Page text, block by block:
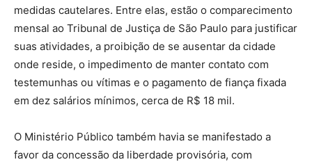
medidas cautelares. Entre elas, estão o comparecimento
mensal ao Tribunal de Justiça de São Paulo para justificar
suas atividades, a proibição de se ausentar da cidade
onde reside, o impedimento de manter contato com
testemunhas ou vítimas e o pagamento de fiança fixada
em dez salários mínimos, cerca de R$ 18 mil.
O Ministério Público também havia se manifestado a
favor da concessão da liberdade provisória, com